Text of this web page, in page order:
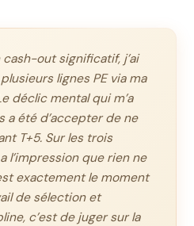
out significatif, j’ai
lignes PE via ma
déclic mental qui m’a
a été d’accepter de ne
T+5. Sur les trois
l’impression que rien ne
exactement le moment
de sélection et
c’est de juger sur la